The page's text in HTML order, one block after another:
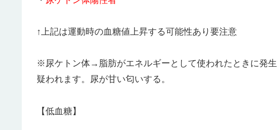
↑上記は運動時の血糖値上昇する可能性あり要注意
※尿ケトン体→脂肪がエネルギーとして使われたときに発
疑われます。尿が甘い匂いする。
【低血糖】